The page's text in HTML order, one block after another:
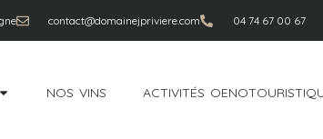
contact@domainejpriviere.com 04 74 67 00 67
NOS VINS ACTIVITÉS